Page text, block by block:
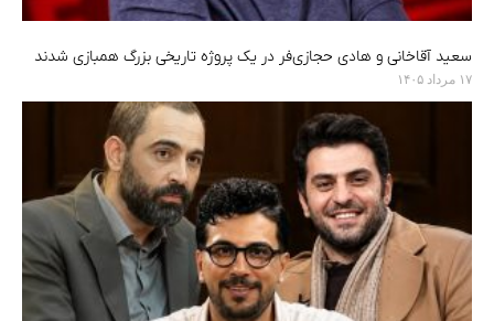
سعید آقاخانی و هادی حجازی‌فر در یک پروژه تاریخی بزرگ همبازی شدند
۱۷ مرداد ۱۴۰۵